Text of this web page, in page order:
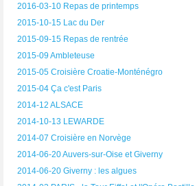
2016-03-10 Repas de printemps
2015-10-15 Lac du Der
2015-09-15 Repas de rentrée
2015-09 Ambleteuse
2015-05 Croisière Croatie-Monténégro
2015-04 Ça c'est Paris
2014-12 ALSACE
2014-10-13 LEWARDE
2014-07 Croisière en Norvège
2014-06-20 Auvers-sur-Oise et Giverny
2014-06-20 Giverny : les algues